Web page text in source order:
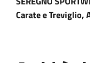
Carate e Treviglio,